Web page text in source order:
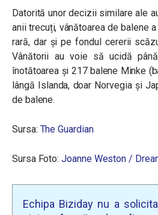
Datorită unor decizii similare ale
anii trecuți, vânătoarea de balene
rară, dar și pe fondul cererii
Vânătorii au voie să ucidă
înotătoarea și 217 balene Minke
lângă Islanda, doar Norvegia și
de balene.
Sursa: The Guardian
Sursa Foto:Joanne Weston /
Echipa Biziday nu a